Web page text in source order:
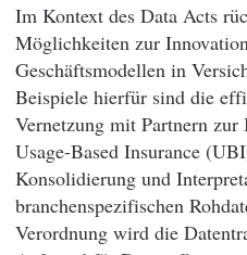
Im Kontext des Data Acts
Möglichkeiten zur
Geschäftsmodellen in
Beispiele hierfür sind die
Vernetzung mit Partnern
Usage-Based Insurance
Konsolidierung und
branchenspezifischen
Verordnung wird die